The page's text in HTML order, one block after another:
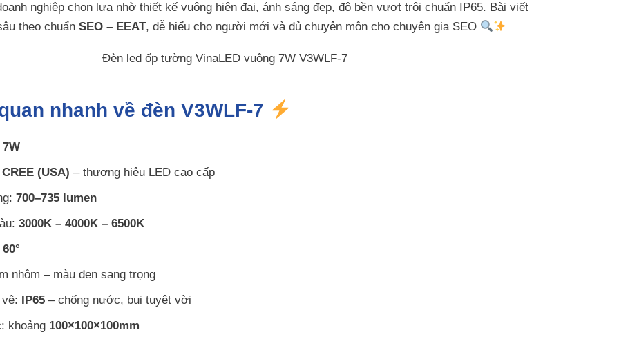
nghiệp chọn lựa nhờ thiết kế vuông hiện đại, ánh sáng đẹp, độ bền vượt trội chuẩn IP65. Bài viết
theo chuẩn SEO – EEAT, dễ hiểu cho người mới và đủ chuyên môn cho chuyên gia SEO
nhanh về đèn V3WLF-7
7W
CREE (USA) – thương hiệu LED cao cấp
700–735 lumen
3000K – 4000K – 6500K
60°
nhôm – màu đen sang trọng
IP65– chống nước, bụi tuyệt vời
khoảng 100×100×100mm